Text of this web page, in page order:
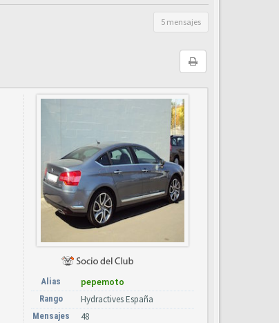
5 mensajes
Alias pepemoto
Rango Hydractives España
Mensajes 48